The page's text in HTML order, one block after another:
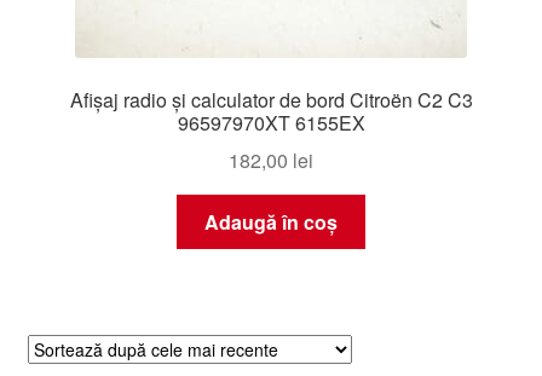
Afișaj radio și calculator de bord Citroën C2 C3
96597970XT 6155EX
182,00 lei
Adaugă în coș